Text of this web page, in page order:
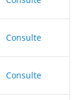
Consulte
Consulte